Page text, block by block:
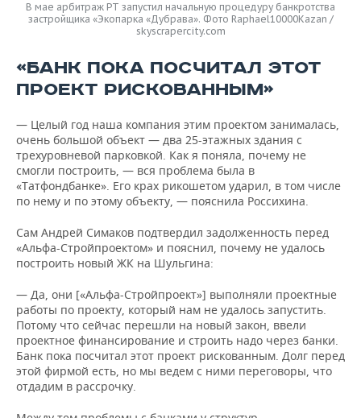
В мае арбитраж РТ запустил начальную процедуру банкротства
застройщика «Экопарка «Дубрава». Фото Raphael10000Kazan /
skyscrapercity.com
«БАНК ПОКА ПОСЧИТАЛ ЭТОТ
ПРОЕКТ РИСКОВАННЫМ»
— Целый год наша компания этим проектом занималась,
очень большой объект — два 25-этажных здания с
трехуровневой парковкой. Как я поняла, почему не
смогли построить, — вся проблема была в
«Татфондбанке». Его крах рикошетом ударил, в том числе
по нему и по этому объекту, — пояснила Россихина.
Сам Андрей Симаков подтвердил задолженность перед
«Альфа-Стройпроектом» и пояснил, почему не удалось
построить новый ЖК на Шульгина:
— Да, они [«Альфа-Стройпроект»] выполняли проектные
работы по проекту, который нам не удалось запустить.
Потому что сейчас перешли на новый закон, ввели
проектное финансирование и строить надо через банки.
Банк пока посчитал этот проект рискованным. Долг перед
этой фирмой есть, но мы ведем с ними переговоры, что
отдадим в рассрочку.